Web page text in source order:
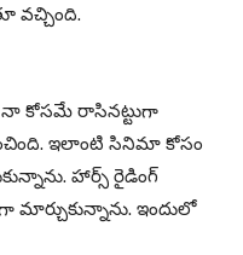
వచ్చింది.
నా కోసమే రాసినట్టుగా
ఇలాంటి సినిమా కోసం
హార్స్ రైడింగ్
మార్చుకున్నాను. ఇందులో